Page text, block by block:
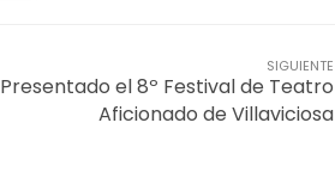
SIGUIENTE
Presentado el 8º Festival de Teatro
Aficionado de Villaviciosa